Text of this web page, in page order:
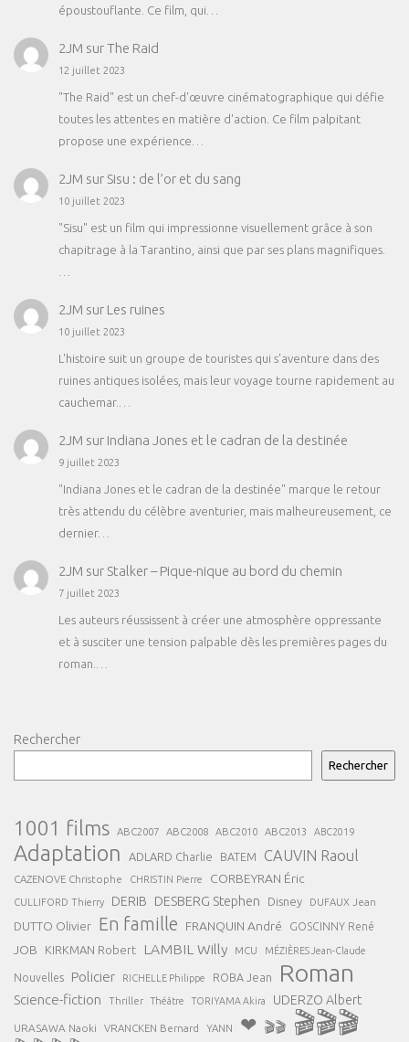
époustouflante. Ce film, qui…
2JM surThe Raid
12 juillet 2023
"The Raid" est un chef-d'œuvre cinématographique qui défie
toutes les attentes en matière d'action. Ce film palpitant
propose une expérience…
2JM sur Sisu : de l’or et du sang
10 juillet 2023
"Sisu" est un film qui impressionne visuellement grâce à son
chapitrage à la Tarantino, ainsi que par ses plans magnifiques.
2JM sur Les ruines
10 juillet 2023
L'histoire suit un groupe de touristes qui s'aventure dans des
ruines antiques isolées, mais leur voyage tourne rapidement au
cauchemar.…
2JM sur Indiana Jones et le cadran de la destinée
9 juillet 2023
"Indiana Jones et le cadran de la destinée" marque le retour
très attendu du célèbre aventurier, mais malheureusement, ce
dernier…
2JM sur Stalker – Pique-nique au bord du chemin
7 juillet 2023
Les auteurs réussissent à créer une atmosphère oppressante
et à susciter une tension palpable dès les premières pages du
roman.…
Rechercher
Rechercher
1001 films ABC2007 ABC2008 ABC2010 ABC2013 ABC2019
Adaptation ADLARD Charlie BATEM CAUVIN Raoul
CAZENOVE Christophe CHRISTIN Pierre CORBEYRAN Éric
CULLIFORD Thierry DERIB DESBERG Stephen Disney DUFAUX Jean
DUTTO Olivier En famille FRANQUIN André GOSCINNY René
JOB KIRKMAN Robert LAMBIL Willy MCU MÉZIÈRES Jean-Claude
Nouvelles Policier RICHELLE Philippe ROBA Jean Roman
Science-fiction Thriller Théâtre TORIYAMA Akira UDERZO Albert
URASAWA Naoki VRANCKEN Bernard YANN ❤ 🎬🎬 🎬🎬🎬